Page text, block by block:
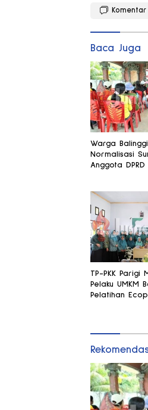
Komentar
Baca Juga
Warga
Normalisasi
Anggota
TP-PKK Parigi
Pelaku UMKM
Pelatihan